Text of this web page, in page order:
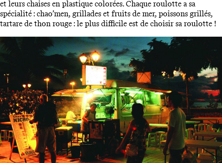
et leurs chaises en plastique colorées. Chaque roulotte a sa
spécialité : chao’men, grillades et fruits de mer, poissons grillés,
tartare de thon rouge : le plus difficile est de choisir sa roulotte !